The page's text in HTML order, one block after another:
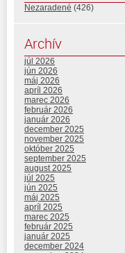
Nezaradené (426)
Archív
júl 2026
jún 2026
máj 2026
apríl 2026
marec 2026
február 2026
január 2026
december 2025
november 2025
október 2025
september 2025
august 2025
júl 2025
jún 2025
máj 2025
apríl 2025
marec 2025
február 2025
január 2025
december 2024